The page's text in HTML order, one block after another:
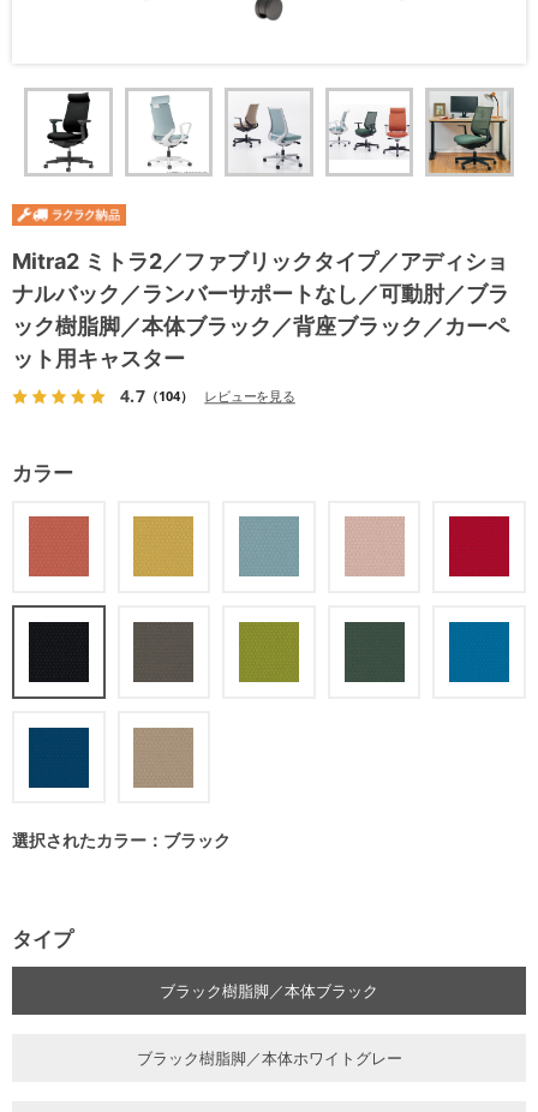
Mitra2 ミトラ2／ファブリックタイプ／アディショ
ナルバック／ランバーサポートなし／可動肘／ブラ
ック樹脂脚／本体ブラック／背座ブラック／カーペ
ット用キャスター
4.7（104） レビューを見る
カラー
選択されたカラー：ブラック
タイプ
ブラック樹脂脚／本体ブラック
ブラック樹脂脚／本体ホワイトグレー